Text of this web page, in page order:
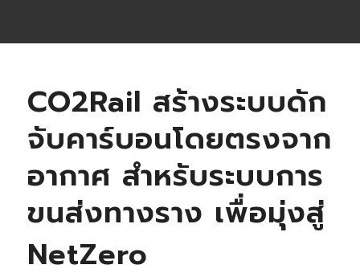
CO2Rail สร้างระบบดัก
จับคาร์บอนโดยตรงจาก
อากาศ สำหรับระบบการ
ขนส่งทางราง เพื่อมุ่งสู่
NetZero